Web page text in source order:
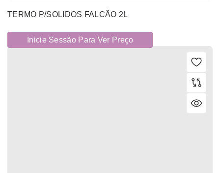
TERMO P/SOLIDOS FALCÃO 2L
Inicie Sessão Para Ver Preço